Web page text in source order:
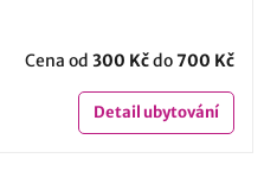
Cena od 300 Kčdo700 Kč
Detailubytování